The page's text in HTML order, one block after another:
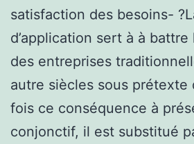
satisfaction des besoins-
d’application sert à à
des entreprises
autre siècles sous prétexte
fois ce conséquence à
conjonctif, il est substitué